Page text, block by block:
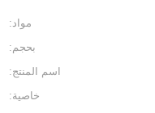
مواد:
بحجم:
اسم المنتج:
خاصية: